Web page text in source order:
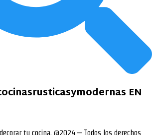
EN
tu cocina. @2024 – Todos los derechos